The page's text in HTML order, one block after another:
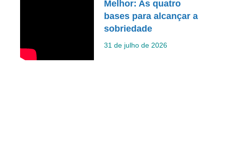
Melhor: As quatro
bases para alcançar a
sobriedade
31 de julho de 2026